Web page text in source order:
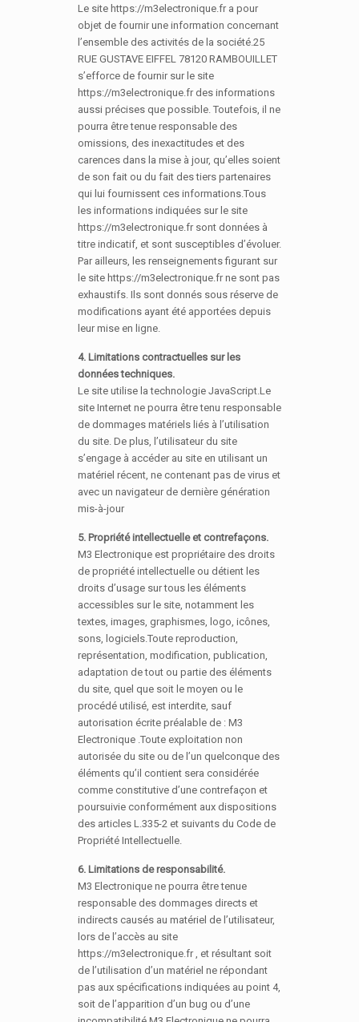
Le site https://m3electronique.fr a pour
objet de fournir une information concernant
l’ensemble des activités de la société.25
RUE GUSTAVE EIFFEL 78120 RAMBOUILLET
s’efforce de fournir sur le site
https://m3electronique.fr des informations
aussi précises que possible. Toutefois, il ne
pourra être tenue responsable des
omissions, des inexactitudes et des
carences dans la mise à jour, qu’elles soient
de son fait ou du fait des tiers partenaires
qui lui fournissent ces informations.Tous
les informations indiquées sur le site
https://m3electronique.fr sont données à
titre indicatif, et sont susceptibles d’évoluer.
Par ailleurs, les renseignements figurant sur
le site https://m3electronique.fr ne sont pas
exhaustifs. Ils sont donnés sous réserve de
modifications ayant été apportées depuis
leur mise en ligne.
4. Limitations contractuelles sur les
données techniques.
Le site utilise la technologie JavaScript.Le
site Internet ne pourra être tenu responsable
de dommages matériels liés à l’utilisation
du site. De plus, l’utilisateur du site
s’engage à accéder au site en utilisant un
matériel récent, ne contenant pas de virus et
avec un navigateur de dernière génération
mis-à-jour
5. Propriété intellectuelle et contrefaçons.
M3 Electronique est propriétaire des droits
de propriété intellectuelle ou détient les
droits d’usage sur tous les éléments
accessibles sur le site, notamment les
textes, images, graphismes, logo, icônes,
sons, logiciels.Toute reproduction,
représentation, modification, publication,
adaptation de tout ou partie des éléments
du site, quel que soit le moyen ou le
procédé utilisé, est interdite, sauf
autorisation écrite préalable de : M3
Electronique .Toute exploitation non
autorisée du site ou de l’un quelconque des
éléments qu’il contient sera considérée
comme constitutive d’une contrefaçon et
poursuivie conformément aux dispositions
des articles L.335-2 et suivants du Code de
Propriété Intellectuelle.
6. Limitations de responsabilité.
M3 Electronique ne pourra être tenue
responsable des dommages directs et
indirects causés au matériel de l’utilisateur,
lors de l’accès au site
https://m3electronique.fr , et résultant soit
de l’utilisation d’un matériel ne répondant
pas aux spécifications indiquées au point 4,
soit de l’apparition d’un bug ou d’une